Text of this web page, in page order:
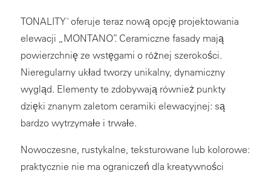
TONALITY®oferuje teraz nową opcję projektowania
elewacji „MONTANO”. Ceramiczne fasady mają
powierzchnię ze wstęgami o różnej szerokości.
Nieregularny układ tworzy unikalny, dynamiczny
wygląd. Elementy te zdobywają również punkty
dzięki znanym zaletom ceramiki elewacyjnej: są
bardzo wytrzymałe i trwałe.
Nowoczesne, rustykalne, teksturowane lub kolorowe:
praktycznie nie ma ograniczeń dla kreatywności